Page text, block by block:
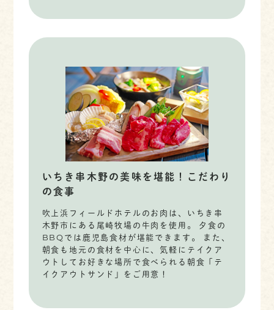
いちき串木野の美味を堪能！こだわり
の食事
吹上浜フィールドホテルのお肉は、いちき串
木野市にある尾崎牧場の牛肉を使用。 夕食の
BBQでは鹿児島食材が堪能できます。 また、
朝食も地元の食材を中心に、気軽にテイクア
ウトしてお好きな場所で食べられる朝食「テ
イクアウトサンド」をご用意！